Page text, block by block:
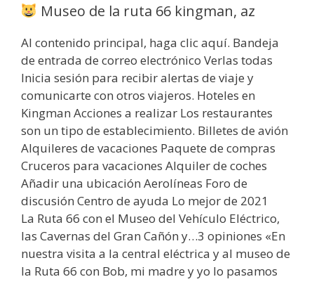
Museo de la ruta 66 kingman, az
Al contenido principal, haga clic aquí. Bandeja
de entrada de correo electrónico Verlas todas
Inicia sesión para recibir alertas de viaje y
comunicarte con otros viajeros. Hoteles en
Kingman Acciones a realizar Los restaurantes
son un tipo de establecimiento. Billetes de avión
Alquileres de vacaciones Paquete de compras
Cruceros para vacaciones Alquiler de coches
Añadir una ubicación Aerolíneas Foro de
discusión Centro de ayuda Lo mejor de 2021
La Ruta 66 con el Museo del Vehículo Eléctrico,
las Cavernas del Gran Cañón y…3 opiniones «En
nuestra visita a la central eléctrica y al museo de
la Ruta 66 con Bob, mi madre y yo lo pasamos